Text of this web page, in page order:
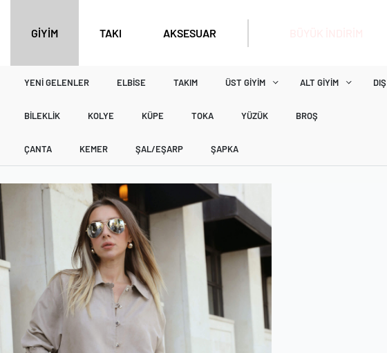
GİYİM TAKI AKSESUAR
YENI GELENLER ELBISE TAKIM ÜST GIYIM ALT GIYIM
BILEKLIK KOLYE KÜPE TOKA YÜZÜK BROŞ
ÇANTA KEMER ŞAL/EŞARP ŞAPKA